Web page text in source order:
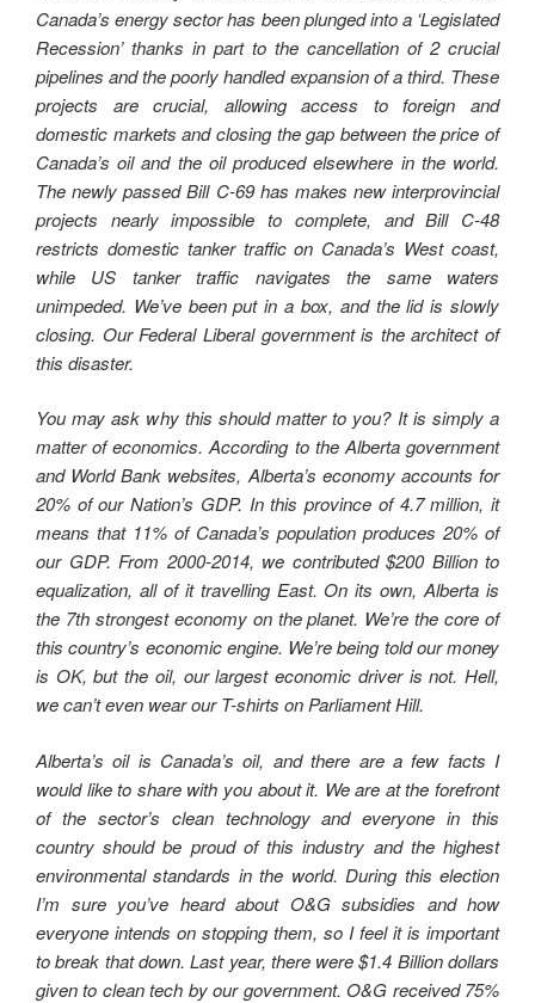
Canada’s energy sector has been plunged into a ‘Legislated
Recession’ thanks in part to the cancellation of 2 crucial
pipelines and the poorly handled expansion of a third. These
projects are crucial, allowing access to foreign and
domestic markets and closing the gap between the price of
Canada’s oil and the oil produced elsewhere in the world.
The newly passed Bill C-69 has makes new interprovincial
projects nearly impossible to complete, and Bill C-48
restricts domestic tanker traffic on Canada’s West coast,
while US tanker traffic navigates the same waters
unimpeded. We’ve been put in a box, and the lid is slowly
closing. Our Federal Liberal government is the architect of
this disaster.
You may ask why this should matter to you? It is simply a
matter of economics. According to the Alberta government
and World Bank websites, Alberta’s economy accounts for
20% of our Nation’s GDP. In this province of 4.7 million, it
means that 11% of Canada’s population produces 20% of
our GDP. From 2000-2014, we contributed $200 Billion to
equalization, all of it travelling East. On its own, Alberta is
the 7th strongest economy on the planet. We’re the core of
this country’s economic engine. We’re being told our money
is OK, but the oil, our largest economic driver is not. Hell,
we can’t even wear our T-shirts on Parliament Hill.
Alberta’s oil is Canada’s oil, and there are a few facts I
would like to share with you about it. We are at the forefront
of the sector’s clean technology and everyone in this
country should be proud of this industry and the highest
environmental standards in the world. During this election
I’m sure you’ve heard about O&G subsidies and how
everyone intends on stopping them, so I feel it is important
to break that down. Last year, there were $1.4 Billion dollars
given to clean tech by our government. O&G received 75%